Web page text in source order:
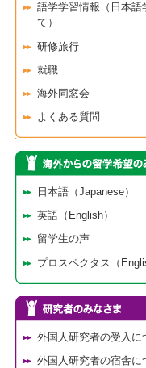
語学学習情報（日本語
て）
研修旅行
就職
海外同窓会
よくある質問
日本語（Japanese）
英語（English）
留学生の声
プロスペクタス（
外国人研究者の受入に
外国人研究者の宿舎に